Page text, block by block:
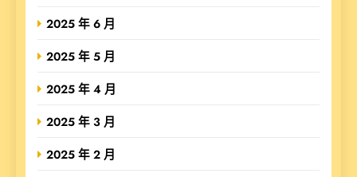
2025 年 6 月
2025 年 5 月
2025 年 4 月
2025 年 3 月
2025 年 2 月